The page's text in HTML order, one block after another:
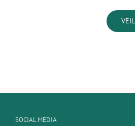
SOCIAL MEDIA